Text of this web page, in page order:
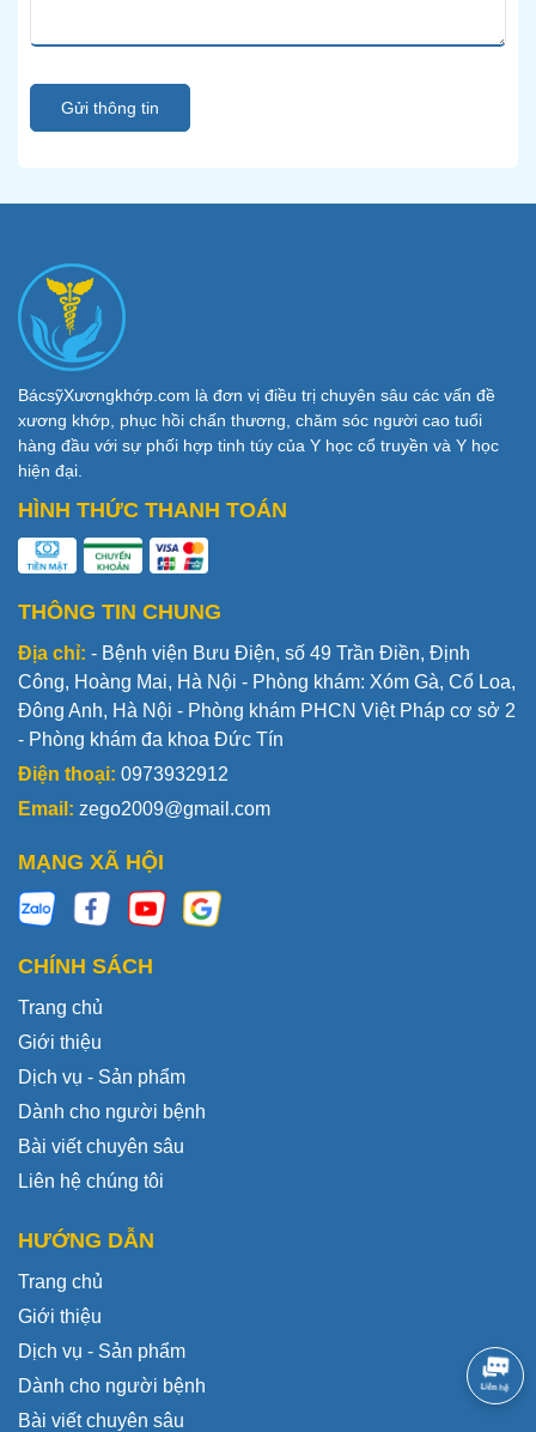
Gửi thông tin
BácsỹXươngkhớp.com là đơn vị điều trị chuyên sâu các vấn đề
xương khớp, phục hồi chấn thương, chăm sóc người cao tuổi
hàng đầu với sự phối hợp tinh túy của Y học cổ truyền và Y học
hiện đại.
HÌNH THỨC THANH TOÁN
THÔNG TIN CHUNG
Địa chỉ: - Bệnh viện Bưu Điện, số 49 Trần Điền, Định
Công, Hoàng Mai, Hà Nội - Phòng khám: Xóm Gà, Cổ Loa,
Đông Anh, Hà Nội - Phòng khám PHCN Việt Pháp cơ sở 2
- Phòng khám đa khoa Đức Tín
Điện thoại: 0973932912
Email: zego2009@gmail.com
MẠNG XÃ HỘI
CHÍNH SÁCH
Trang chủ
Giới thiệu
Dịch vụ - Sản phẩm
Dành cho người bệnh
Bài viết chuyên sâu
Liên hệ chúng tôi
HƯỚNG DẪN
Trang chủ
Giới thiệu
Dịch vụ - Sản phẩm
Dành cho người bệnh
Bài viết chuyên sâu